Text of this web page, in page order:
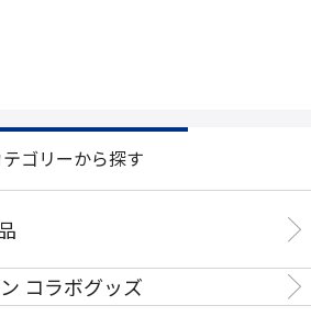
テゴリーから探す
コラボグッズ